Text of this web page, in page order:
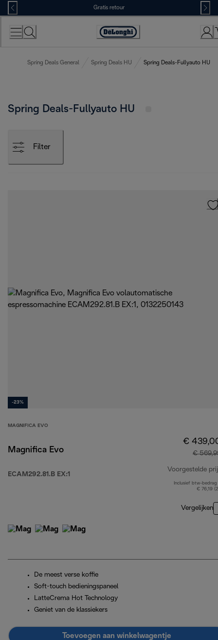
Skip
to
Content
Gratis retour
Accessibility
Spring Deals General Spring Deals HU Spring Deals-Fullyauto HU
Spring Deals-Fullyauto HU
Filter
-23%
MAGNIFICA EVO
Magnifica Evo
ECAM292.81.B EX:1
€
€
Voorgestelde
Inclusief btw-bedrag
€ 76,19
Vergelijken
De meest verse koffie
Soft-touch bedieningspaneel
LatteCrema Hot Technology
Geniet van de klassiekers
Toevoegen aan winkelwagentje